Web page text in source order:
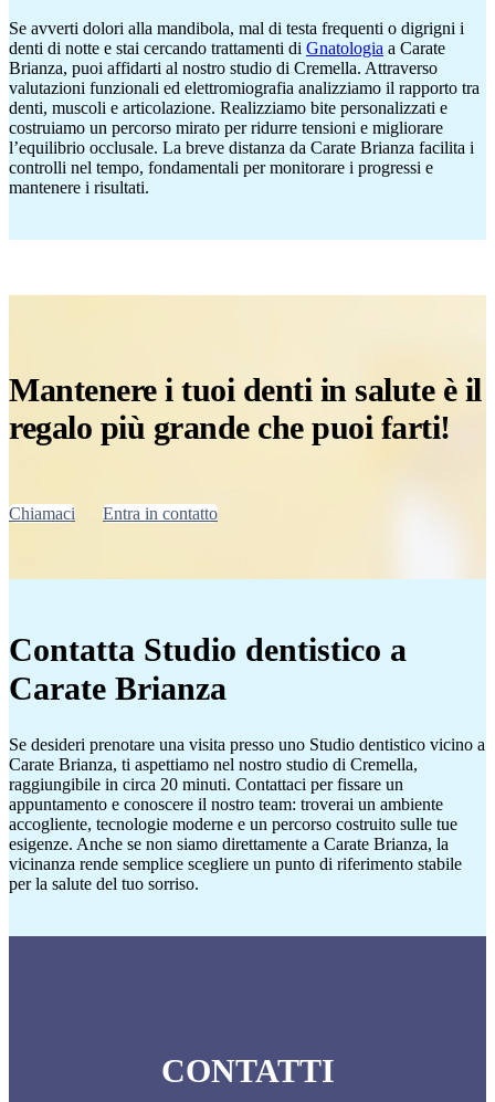
Se avverti dolori alla mandibola, mal di testa frequenti o digrigni i
denti di notte e stai cercando trattamenti di Gnatologia a Carate
Brianza, puoi affidarti al nostro studio di Cremella. Attraverso
valutazioni funzionali ed elettromiografia analizziamo il rapporto tra
denti, muscoli e articolazione. Realizziamo bite personalizzati e
costruiamo un percorso mirato per ridurre tensioni e migliorare
l’equilibrio occlusale. La breve distanza da Carate Brianza facilita i
controlli nel tempo, fondamentali per monitorare i progressi e
mantenere i risultati.
Mantenere i tuoi denti in salute è il
regalo più grande che puoi farti!
Chiamaci Entra in contatto
Contatta Studio dentistico a
Carate Brianza
Se desideri prenotare una visita presso uno Studio dentistico vicino a
Carate Brianza, ti aspettiamo nel nostro studio di Cremella,
raggiungibile in circa 20 minuti. Contattaci per fissare un
appuntamento e conoscere il nostro team: troverai un ambiente
accogliente, tecnologie moderne e un percorso costruito sulle tue
esigenze. Anche se non siamo direttamente a Carate Brianza, la
vicinanza rende semplice scegliere un punto di riferimento stabile
per la salute del tuo sorriso.
CONTATTI